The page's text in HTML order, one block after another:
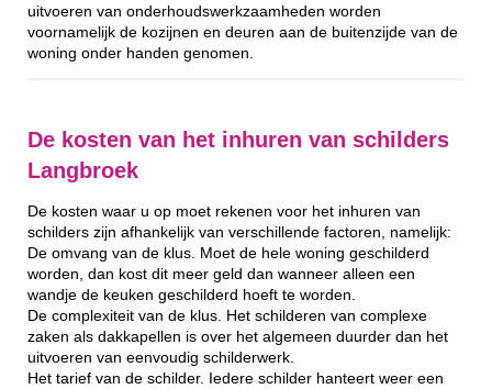
uitvoeren van onderhoudswerkzaamheden worden
voornamelijk de kozijnen en deuren aan de buitenzijde van de
woning onder handen genomen.
De kosten van het inhuren van schilders
Langbroek
De kosten waar u op moet rekenen voor het inhuren van
schilders zijn afhankelijk van verschillende factoren, namelijk:
De omvang van de klus. Moet de hele woning geschilderd
worden, dan kost dit meer geld dan wanneer alleen een
wandje de keuken geschilderd hoeft te worden.
De complexiteit van de klus. Het schilderen van complexe
zaken als dakkapellen is over het algemeen duurder dan het
uitvoeren van eenvoudig schilderwerk.
Het tarief van de schilder. Iedere schilder hanteert weer een